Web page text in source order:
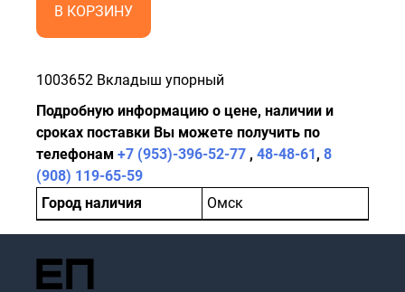
В КОРЗИНУ
1003652 Вкладыш упорный
Подробную информацию о цене, наличии и
сроках поставки Вы можете получить по
телефонам +7 (953)-396-52-77 , 48-48-61, 8
(908) 119-65-59
Город наличия
Омск